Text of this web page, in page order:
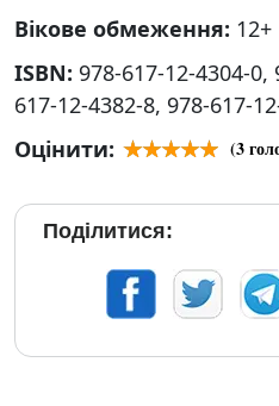
Вікове обмеження: 12+
ISBN: 978-617-12-4304-0,
617-12-4382-8, 978-617-
Оцінити:
(3
Поділитися: